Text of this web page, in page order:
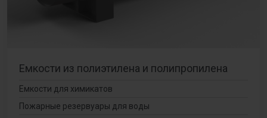
Емкости из полиэтилена и полипропилена
Емкости для химикатов
Пожарные резервуары для воды